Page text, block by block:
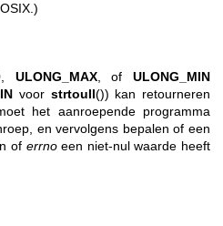
ULONG_MAX, ofULONG_MIN
voor strtoull()) kan retourneren
het aanroepende programma
en vervolgens bepalen of een
of errnoeen niet-nul waarde heeft